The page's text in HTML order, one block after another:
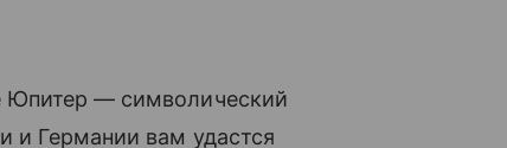
Юпитер — символический
и Германии вам удастся